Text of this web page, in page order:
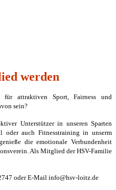
werden
attraktiven Sport, Fairness und
sein?
Unterstützer in unseren Sparten
oder auch Fitnesstraining in unserm
die emotionale Verbundenheit
Als Mitglied der HSV-Familie
oder E-Mail info@hsv-loitz.de